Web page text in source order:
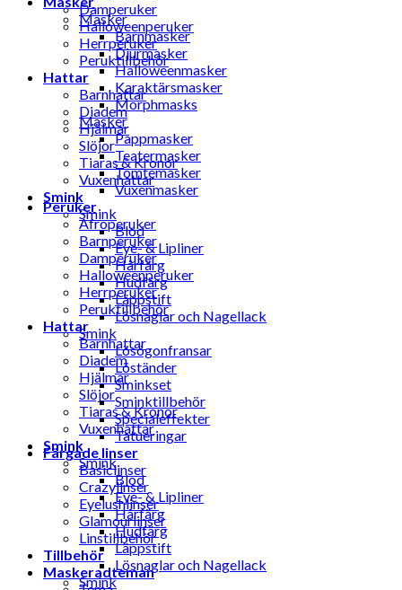
Damperuker
Halloweenperuker
Herrperuker
Peruktillbehör
Hattar
Barnhattar
Diadem
Hjälmar
Slöjor
Tiaras & Kronor
Vuxenhattar
Smink
Smink
Blod
Eye- & Lipliner
Hårfärg
Hudfärg
Läppstift
Lösnaglar och Nagellack
Smink
Lösögonfransar
Löständer
Sminkset
Sminktillbehör
Specialeffekter
Tatueringar
Färgade linser
Basiclinser
Crazylinser
Eyelushlinser
Glamourlinser
Linstillbehör
Tillbehör
Maskeradteman
Masker
Barnmasker
Djurmasker
Halloweenmasker
Karaktärsmasker
Morphmasks
Masker
Pappmasker
Teatermasker
Tomtemasker
Vuxenmasker
Peruker
Afroperuker
Barnperuker
Damperuker
Halloweenperuker
Herrperuker
Peruktillbehör
Hattar
Barnhattar
Diadem
Hjälmar
Slöjor
Tiaras & Kronor
Vuxenhattar
Smink
Smink
Blod
Eye- & Lipliner
Hårfärg
Hudfärg
Läppstift
Lösnaglar och Nagellack
Smink